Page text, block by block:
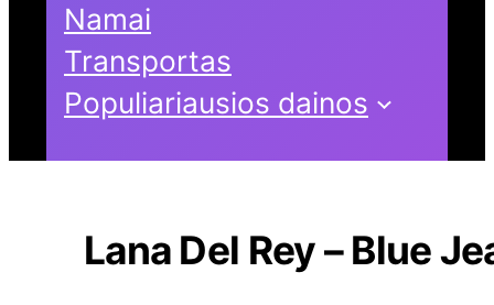
Namai
Transportas
Populiariausios dainos
Lana Del Rey – Blue